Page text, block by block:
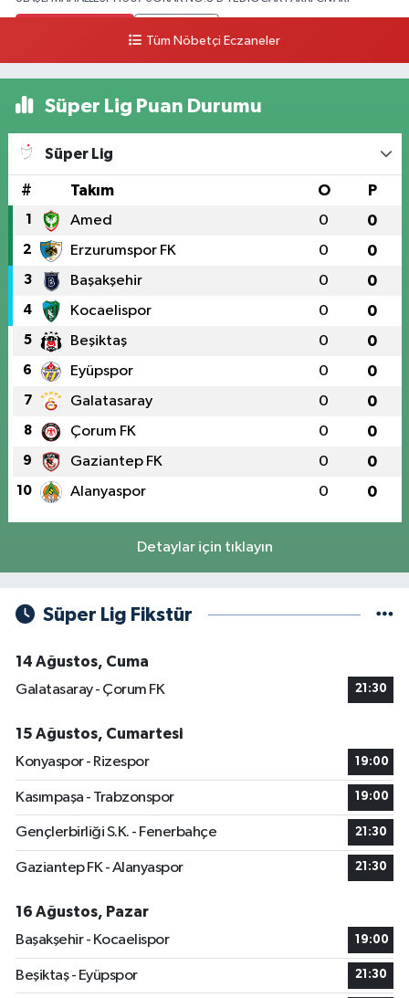
Tüm Nöbetçi Eczaneler
Süper Lig Puan Durumu
Süper Lig
# Takım O P
1 Amed 0 0
2 Erzurumspor FK 0 0
3 Başakşehir 0 0
4 Kocaelispor 0 0
5 Beşiktaş 0 0
6 Eyüpspor 0 0
7 Galatasaray 0 0
8 Çorum FK 0 0
9 Gaziantep FK 0 0
10 Alanyaspor 0 0
Detaylar için tıklayın
Süper Lig Fikstür
14 Ağustos, Cuma
Galatasaray - Çorum FK
21:30
15 Ağustos, Cumartesi
Konyaspor - Rizespor
19:00
Kasımpaşa - Trabzonspor 19:00
Gençlerbirliği S.K. - Fenerbahçe 21:30
Gaziantep FK - Alanyaspor 21:30
16 Ağustos, Pazar
Başakşehir - Kocaelispor
19:00
Beşiktaş - Eyüpspor 21:30